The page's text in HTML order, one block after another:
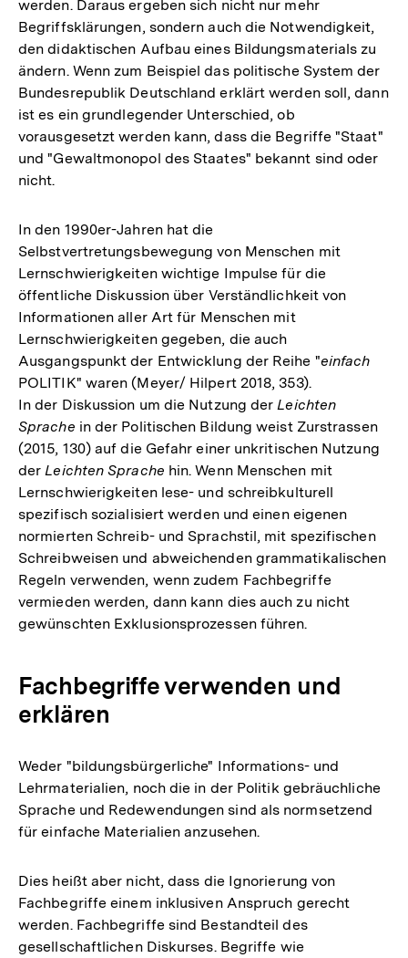
werden. Daraus ergeben sich nicht nur mehr
Begriffsklärungen, sondern auch die Notwendigkeit,
den didaktischen Aufbau eines Bildungsmaterials zu
ändern. Wenn zum Beispiel das politische System der
Bundesrepublik Deutschland erklärt werden soll, dann
ist es ein grundlegender Unterschied, ob
vorausgesetzt werden kann, dass die Begriffe "Staat"
und "Gewaltmonopol des Staates" bekannt sind oder
nicht.
In den 1990er-Jahren hat die
Selbstvertretungsbewegung von Menschen mit
Lernschwierigkeiten wichtige Impulse für die
öffentliche Diskussion über Verständlichkeit von
Informationen aller Art für Menschen mit
Lernschwierigkeiten gegeben, die auch
Ausgangspunkt der Entwicklung der Reihe "einfach
POLITIK" waren (Meyer/ Hilpert 2018, 353).
In der Diskussion um die Nutzung der Leichten
Sprache in der Politischen Bildung weist Zurstrassen
(2015, 130) auf die Gefahr einer unkritischen Nutzung
der Leichten Sprache hin. Wenn Menschen mit
Lernschwierigkeiten lese- und schreibkulturell
spezifisch sozialisiert werden und einen eigenen
normierten Schreib- und Sprachstil, mit spezifischen
Schreibweisen und abweichenden grammatikalischen
Regeln verwenden, wenn zudem Fachbegriffe
vermieden werden, dann kann dies auch zu nicht
gewünschten Exklusionsprozessen führen.
Fachbegriffe verwenden und
erklären
Weder "bildungsbürgerliche" Informations- und
Lehrmaterialien, noch die in der Politik gebräuchliche
Sprache und Redewendungen sind als normsetzend
für einfache Materialien anzusehen.
Dies heißt aber nicht, dass die Ignorierung von
Fachbegriffe einem inklusiven Anspruch gerecht
werden. Fachbegriffe sind Bestandteil des
gesellschaftlichen Diskurses. Begriffe wie